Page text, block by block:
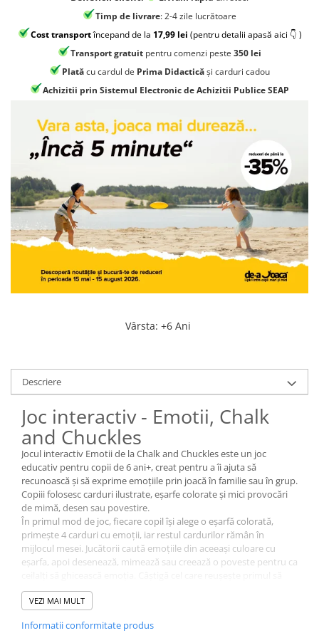
Jocuri geografie
Jocuri invatat limba engleza
Jocuri Origami
Jocuri si jucarii educative
Jocuri STEAM
Jucarii interactive
Jucarii muzicale
Jucării ȋndemânare
Masinute si trenulete
Roboti de jucarie
Timp de livrare: 2-4 zile lucrătoare
Cost transportîncepand de la 17,99 lei (pentru detalii apasă aici 👇 )
Transport gratuit pentru comenzi peste 350 lei
Platăcu cardul de Prima Didacticăși carduri cadou
Achizitii prin Sistemul Electronic de Achizitii Publice SEAP
Vârsta: +6 Ani
Descriere
Joc interactiv - Emotii, Chalk
and Chuckles
Jocul interactiv Emotii de la Chalk and Chuckles este un joc
educativ pentru copii de 6 ani+, creat pentru a îi ajuta să
recunoască și să exprime emoțiile prin joacă în familie sau în grup.
Copiii folosesc carduri ilustrate, eșarfe colorate și mici provocări
de mimă, desen sau povestire.
În primul mod de joc, fiecare copil își alege o eșarfă colorată,
primește 4 carduri cu emoții, iar restul cardurilor rămân în
mijlocul mesei. Jucătorii caută emoțiile din aceeași culoare cu
eșarfa, apoi desenează, mimează sau creează o poveste pentru ca
strângă un set complet de carduri.
În al doilea joc, copiii fac schimb de carduri până când unul dintre
pentru a fi recunoscută. Al treilea joc pune accent pe memorie și
VEZI MAI MULT
Informatii conformitate produs